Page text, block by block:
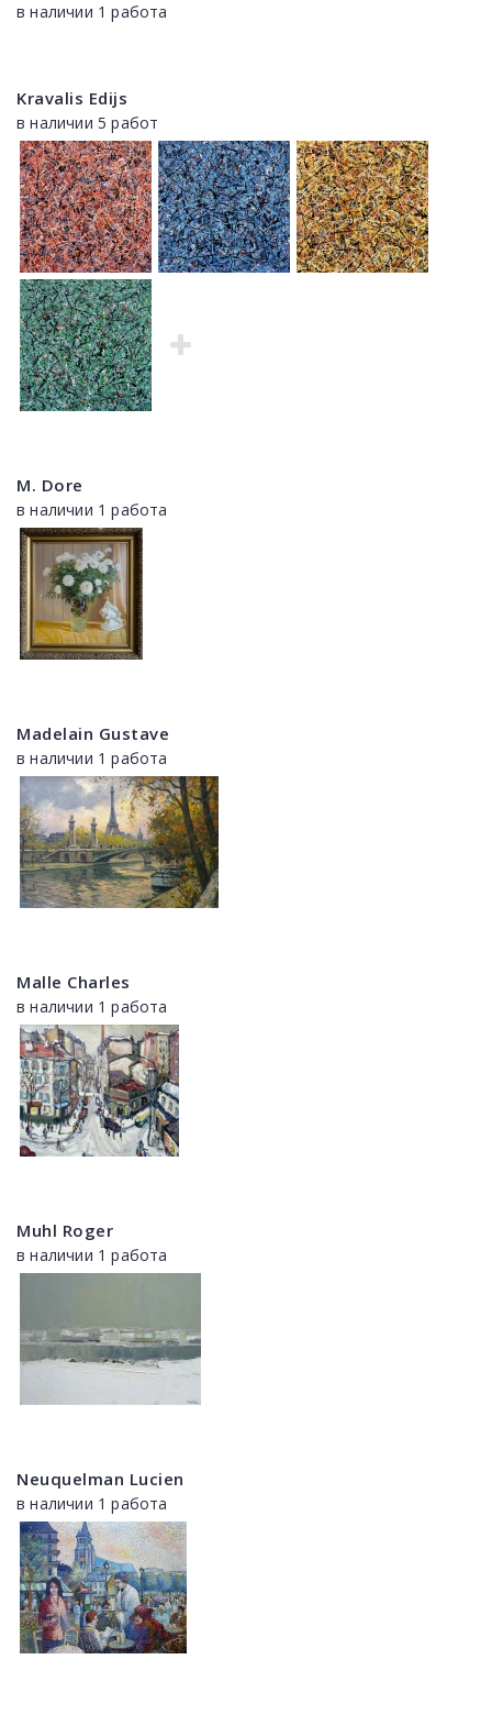
в наличии 1 работа
Kravalis Edijs
в наличии 5 работ
M. Dore
в наличии 1 работа
Madelain Gustave
в наличии 1 работа
Malle Charles
в наличии 1 работа
Muhl Roger
в наличии 1 работа
Neuquelman Lucien
в наличии 1 работа